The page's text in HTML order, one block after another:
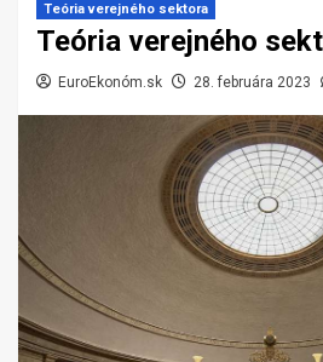
Teória verejného sektora
Teória verejného
EuroEkonóm.sk 28. februára 2023